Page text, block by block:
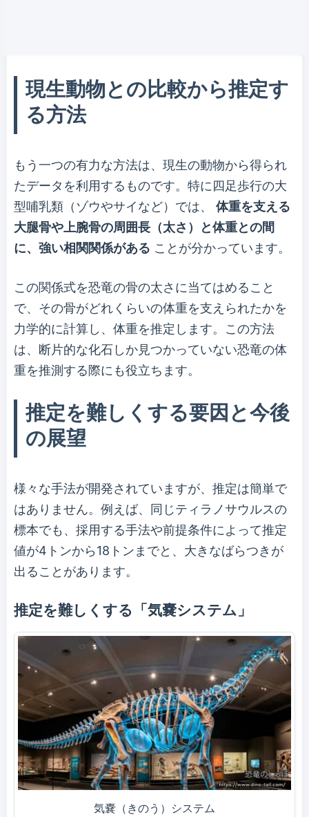
現生動物との比較から推定す
る方法
もう一つの有力な方法は、現生の動物から得られ
たデータを利用するものです。特に四足歩行の大
型哺乳類（ゾウやサイなど）では、 体重を支える
大腿骨や上腕骨の周囲長（太さ）と体重との間
に、強い相関関係がある ことが分かっています。
この関係式を恐竜の骨の太さに当てはめること
で、その骨がどれくらいの体重を支えられたかを
力学的に計算し、体重を推定します。この方法
は、断片的な化石しか見つかっていない恐竜の体
重を推測する際にも役立ちます。
推定を難しくする要因と今後
の展望
様々な手法が開発されていますが、推定は簡単で
はありません。例えば、同じティラノサウルスの
標本でも、採用する手法や前提条件によって推定
値が4トンから18トンまでと、大きなばらつきが
出ることがあります。
推定を難しくする「気嚢システム」
気嚢（きのう）システム